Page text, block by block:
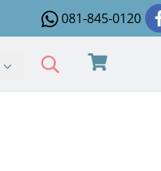
081-845-0120